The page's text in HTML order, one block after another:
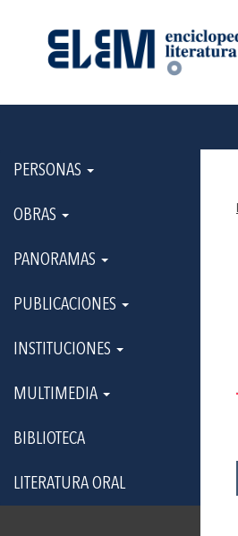
PERSONAS
OBRAS
PANORAMAS
PUBLICACIONES
INSTITUCIONES
MULTIMEDIA
BIBLIOTECA
LITERATURA ORAL